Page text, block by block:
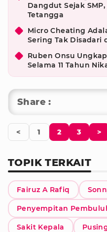
Dangdut Sejak
Tetangga
Micro Cheating
Sering Tak Disadari
Ruben Onsu
Selama 11 Tahun
Share :
< 1 2 3 >
TOPIK TERKAIT
Fairuz A Rafiq
Penyempitan
Sakit Kepala